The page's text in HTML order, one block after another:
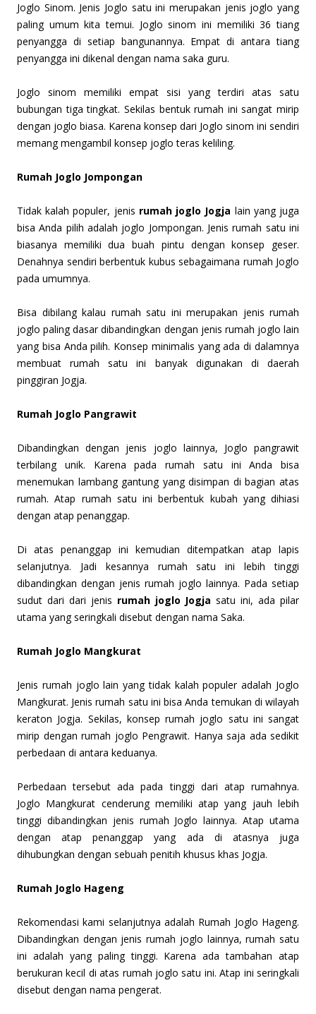
Joglo Sinom. Jenis Joglo satu ini merupakan jenis joglo yang
paling umum kita temui. Joglo sinom ini memiliki 36 tiang
penyangga di setiap bangunannya. Empat di antara tiang
penyangga ini dikenal dengan nama saka guru.
Joglo sinom memiliki empat sisi yang terdiri atas satu
bubungan tiga tingkat. Sekilas bentuk rumah ini sangat mirip
dengan joglo biasa. Karena konsep dari Joglo sinom ini sendiri
memang mengambil konsep joglo teras keliling.
Rumah Joglo Jompongan
Tidak kalah populer, jenis rumah joglo Jogja lain yang juga
bisa Anda pilih adalah joglo Jompongan. Jenis rumah satu ini
biasanya memiliki dua buah pintu dengan konsep geser.
Denahnya sendiri berbentuk kubus sebagaimana rumah Joglo
pada umumnya.
Bisa dibilang kalau rumah satu ini merupakan jenis rumah
joglo paling dasar dibandingkan dengan jenis rumah joglo lain
yang bisa Anda pilih. Konsep minimalis yang ada di dalamnya
membuat rumah satu ini banyak digunakan di daerah
pinggiran Jogja.
Rumah Joglo Pangrawit
Dibandingkan dengan jenis joglo lainnya, Joglo pangrawit
terbilang unik. Karena pada rumah satu ini Anda bisa
menemukan lambang gantung yang disimpan di bagian atas
rumah. Atap rumah satu ini berbentuk kubah yang dihiasi
dengan atap penanggap.
Di atas penanggap ini kemudian ditempatkan atap lapis
selanjutnya. Jadi kesannya rumah satu ini lebih tinggi
dibandingkan dengan jenis rumah joglo lainnya. Pada setiap
sudut dari dari jenis rumah joglo Jogja satu ini, ada pilar
utama yang seringkali disebut dengan nama Saka.
Rumah Joglo Mangkurat
Jenis rumah joglo lain yang tidak kalah populer adalah Joglo
Mangkurat. Jenis rumah satu ini bisa Anda temukan di wilayah
keraton Jogja. Sekilas, konsep rumah joglo satu ini sangat
mirip dengan rumah joglo Pengrawit. Hanya saja ada sedikit
perbedaan di antara keduanya.
Perbedaan tersebut ada pada tinggi dari atap rumahnya.
Joglo Mangkurat cenderung memiliki atap yang jauh lebih
tinggi dibandingkan jenis rumah Joglo lainnya. Atap utama
dengan atap penanggap yang ada di atasnya juga
dihubungkan dengan sebuah penitih khusus khas Jogja.
Rumah Joglo Hageng
Rekomendasi kami selanjutnya adalah Rumah Joglo Hageng.
Dibandingkan dengan jenis rumah joglo lainnya, rumah satu
ini adalah yang paling tinggi. Karena ada tambahan atap
berukuran kecil di atas rumah joglo satu ini. Atap ini seringkali
disebut dengan nama pengerat.